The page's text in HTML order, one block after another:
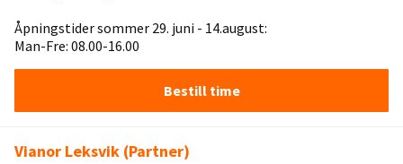
Åpningstider sommer 29. juni - 14.august:
Man-Fre: 08.00-16.00
Bestill time
Vianor Leksvik (Partner)